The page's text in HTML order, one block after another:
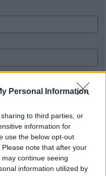
Personal Information
to third parties, or
information for
use the below opt-out
note that after your
continue seeing
information utilized by